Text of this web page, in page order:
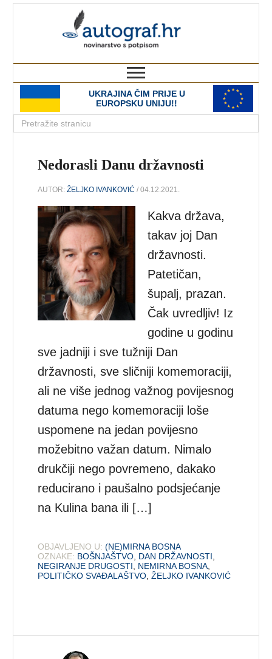
UKRAJINA ČIM PRIJE U
EUROPSKU UNIJU!!
Nedorasli Danu državnosti
AUTOR:ŽELJKO IVANKOVIĆ / 04.12.2021.
Kakva država,
takav joj Dan
državnosti.
Patetičan,
šupalj, prazan.
Čak uvredljiv! Iz
godine u godinu
sve jadniji i sve tužniji Dan
državnosti, sve sličniji komemoraciji,
ali ne više jednog važnog povijesnog
datuma nego komemoraciji loše
uspomene na jedan povijesno
možebitno važan datum. Nimalo
drukčiji nego povremeno, dakako
reducirano i paušalno podsjećanje
na Kulina bana ili […]
OBJAVLJENO U: (NE)MIRNA BOSNA
OZNAKE: BOŠNJAŠTVO DAN DRŽAVNOSTI
NEGIRANJE DRUGOSTI
NEMIRNA BOSNA
POLITIČKO SVAĐALAŠTVO ,ŽELJKO IVANKOVIĆ